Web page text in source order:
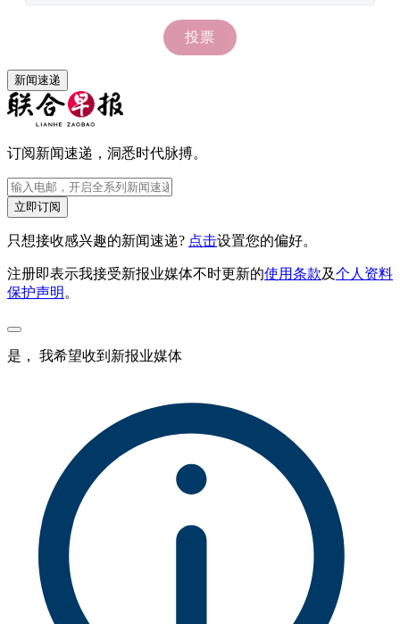
新闻速递
订阅新闻速递，洞悉时代脉搏。
立即订阅
只想接收感兴趣的新闻速递? 点击设置您的偏好。
注册即表示我接受新报业媒体不时更新的使用条款及个人资料
保护声明。
是， 我希望收到新报业媒体